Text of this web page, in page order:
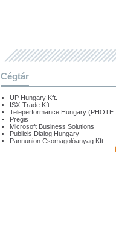
Cégtár
UP Hungary Kft.
ISX-Trade Kft.
Teleperformance Hungary (PHOTE...
Pregis
Microsoft Business Solutions
Publicis Dialog Hungary
Pannunion Csomagolóanyag Kft.